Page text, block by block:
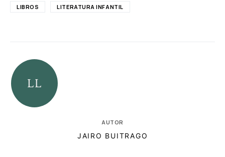
LIBROS LITERATURA INFANTIL
AUTOR
JAIRO BUITRAGO